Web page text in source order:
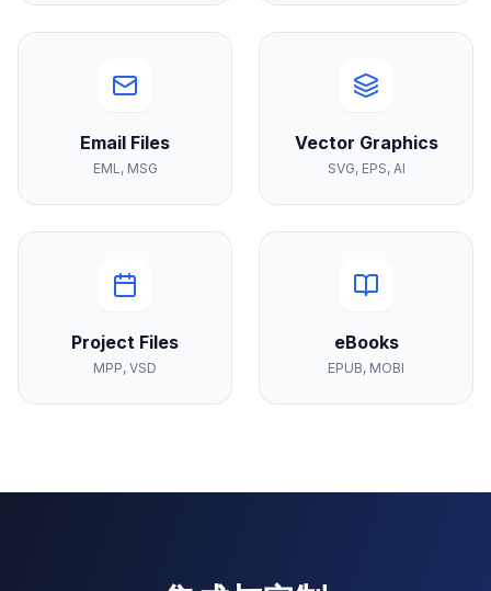
Email Files
EML, MSG
Vector Graphics
SVG, EPS, AI
Project Files
MPP, VSD
eBooks
EPUB, MOBI